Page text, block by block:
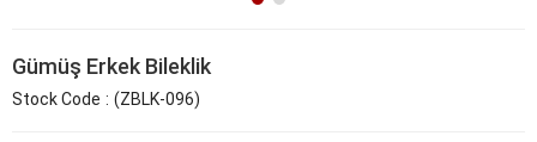
Gümüş Erkek Bileklik
Stock Code (ZBLK-096)